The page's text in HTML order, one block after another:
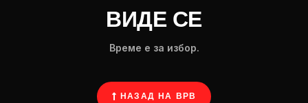
ВИДЕ СЕ
Време е за избор.
↑ НАЗАД НА ВРВ